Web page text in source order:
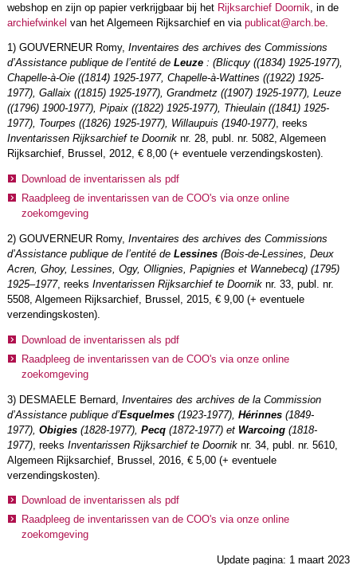
webshop en zijn op papier verkrijgbaar bij het Rijksarchief Doornik , in de
archiefwinkel van het Algemeen Rijksarchief en via publicat@arch.be.
1) GOUVERNEUR Romy, Inventaires des archives des Commissions
d’Assistance publique de l’entité de Leuze : (Blicquy ((1834) 1925-1977),
Chapelle-à-Oie ((1814) 1925-1977, Chapelle-à-Wattines ((1922) 1925-
1977), Gallaix ((1815) 1925-1977), Grandmetz ((1907) 1925-1977), Leuze
((1796) 1900-1977), Pipaix ((1822) 1925-1977), Thieulain ((1841) 1925-
1977), Tourpes ((1826) 1925-1977), Willaupuis (1940-1977), reeks
Inventarissen Rijksarchief te Doorniknr. 28, publ. nr. 5082, Algemeen
Rijksarchief, Brussel, 2012, € 8,00 (+ eventuele verzendingskosten).
Download de inventarissen als pdf
Raadpleeg de inventarissen van de COO's via onze online
zoekomgeving
2) GOUVERNEUR Romy, Inventaires des archives des Commissions
d’Assistance publique de l’entité de Lessines (Bois-de-Lessines, Deux
Acren, Ghoy, Lessines, Ogy, Ollignies, Papignies et Wannebecq) (1795)
1925–1977, reeks Inventarissen Rijksarchief te Doorniknr. 33, publ. nr.
5508, Algemeen Rijksarchief, Brussel, 2015, € 9,00 (+ eventuele
verzendingskosten).
Download de inventarissen als pdf
Raadpleeg de inventarissen van de COO's via onze online
zoekomgeving
3) DESMAELE Bernard, Inventaires des archives de la Commission
d’Assistance publique d’Esquelmes(1923-1977), Hérinnes (1849-
1977), Obigies (1828-1977), Pecq (1872-1977) et Warcoing(1818-
1977), reeks Inventarissen Rijksarchief te Doorniknr. 34, publ. nr. 5610,
Algemeen Rijksarchief, Brussel, 2016, € 5,00 (+ eventuele
verzendingskosten).
Download de inventarissen als pdf
Raadpleeg de inventarissen van de COO's via onze online
zoekomgeving
Update pagina: 1 maart 2023